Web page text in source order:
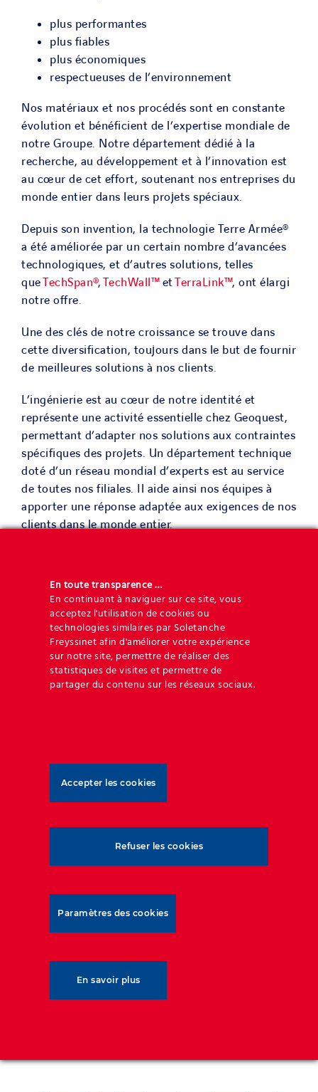
plus performantes
plus fiables
plus économiques
respectueuses de l’environnement
Nos matériaux et nos procédés sont en constante
évolution et bénéficient de l’expertise mondiale de
notre Groupe. Notre département dédié à la
recherche, au développement et à l’innovation est
au cœur de cet effort, soutenant nos entreprises du
monde entier dans leurs projets spéciaux.
Depuis son invention, la technologie Terre Armée®
a été améliorée par un certain nombre d’avancées
technologiques, et d’autres solutions, telles
queTechSpan®,TechWall™etTerraLink™, ont élargi
notre offre.
Une des clés de notre croissance se trouve dans
cette diversification, toujours dans le but de fournir
de meilleures solutions à nos clients.
L’ingénierie est au cœur de notre identité et
représente une activité essentielle chez Geoquest,
permettant d’adapter nos solutions aux contraintes
spécifiques des projets. Un département technique
doté d’un réseau mondial d’experts est au service
de toutes nos filiales. Il aide ainsi nos équipes à
apporter une réponse adaptée aux exigences de nos
clients dans le monde entier.
préserver ou à s’adapter aux nouvelles demandes
ou exigences réglementaires.
L’attention portée par Geoquest à la sécurité fait
partie intégrante de notre service client. En tant
que concepteur spécialisé, toujours soucieux
En toute transparence …
En continuant à naviguer sur ce site, vous
acceptez l'utilisation de cookies ou
technologies similaires par Soletanche
Freyssinet afin d'améliorer votre expérience
sur notre site, permettre de réaliser des
statistiques de visites et permettre de
partager du contenu sur les réseaux sociaux.
Accepter les cookies
Refuser les cookies
En savoir plus
Paramètres des cookies